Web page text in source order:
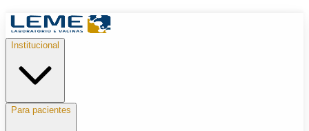
Institucional
Para pacientes